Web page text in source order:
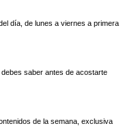
día, de lunes a viernes a primera
saber antes de acostarte
de la semana, exclusiva